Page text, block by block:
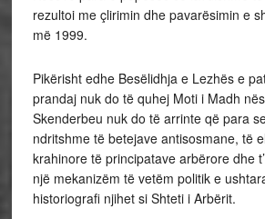
rezultoi me çlirimin dhe pavarësimin e
më 1999.
Pikërisht edhe Besëlidhja e Lezhës e
prandaj nuk do të quhej Moti i Madh
Skenderbeu nuk do të arrinte që para
ndritshme të betejave antisosmane, të
krahinore të principatave arbërore dhe
një mekanizëm të vetëm politik e
historiografi njihet si Shteti i Arbërit.